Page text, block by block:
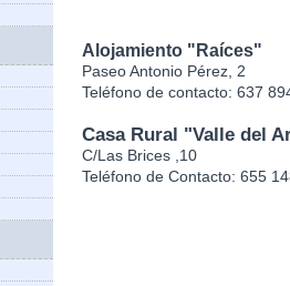
Alojamiento "Raíces"
Paseo Antonio Pérez, 2
Teléfono de contacto: 637
Casa Rural "Valle del
C/Las Brices ,10
Teléfono de Contacto: 655